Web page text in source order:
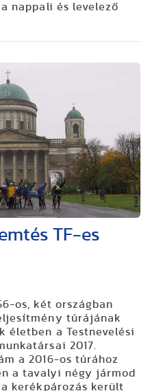
nappali és levelező
TF-es
os, két országban
túrájának
életben a Testnevelési
2017.
a 2016-os túrához
a tavalyi négy jármod
kerékpározás került